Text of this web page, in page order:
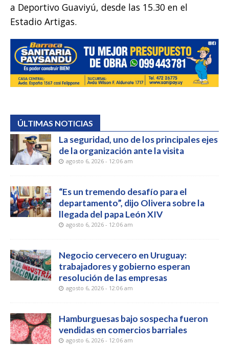
a Deportivo Guaviyú, desde las 15.30 en el
Estadio Artigas.
ÚLTIMAS NOTICIAS
La seguridad, uno de los principales ejes
de la organización ante la visita
agosto 6, 2026 - 12:06 am
“Es un tremendo desafío para el
departamento”, dijo Olivera sobre la
llegada del papa León XIV
agosto 6, 2026 - 12:06 am
Negocio cervecero en Uruguay:
trabajadores y gobierno esperan
resolución de las empresas
agosto 6, 2026 - 12:06 am
Hamburguesas bajo sospecha fueron
vendidas en comercios barriales
agosto 6, 2026 - 12:06 am